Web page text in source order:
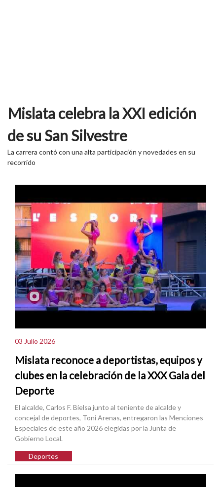
Mislata celebra la XXI edición
de su San Silvestre
La carrera contó con una alta participación y novedades en su
recorrido
03 Julio 2026
Mislata reconoce a deportistas, equipos y
clubes en la celebración de la XXX Gala del
Deporte
El alcalde, Carlos F. Bielsa junto al teniente de alcalde y
concejal de deportes, Toni Arenas, entregaron las Menciones
Especiales de este año 2026 elegidas por la Junta de
Gobierno Local.
Deportes